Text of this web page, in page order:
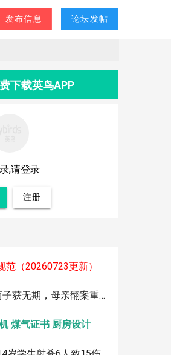
发布信息 论坛发帖
-°C
下载英鸟APP
,请登录
注册
范（20260723更新）
"巫毒"仪式杀害两子获无期，母亲翻案重审
煤气证书 厨房设计